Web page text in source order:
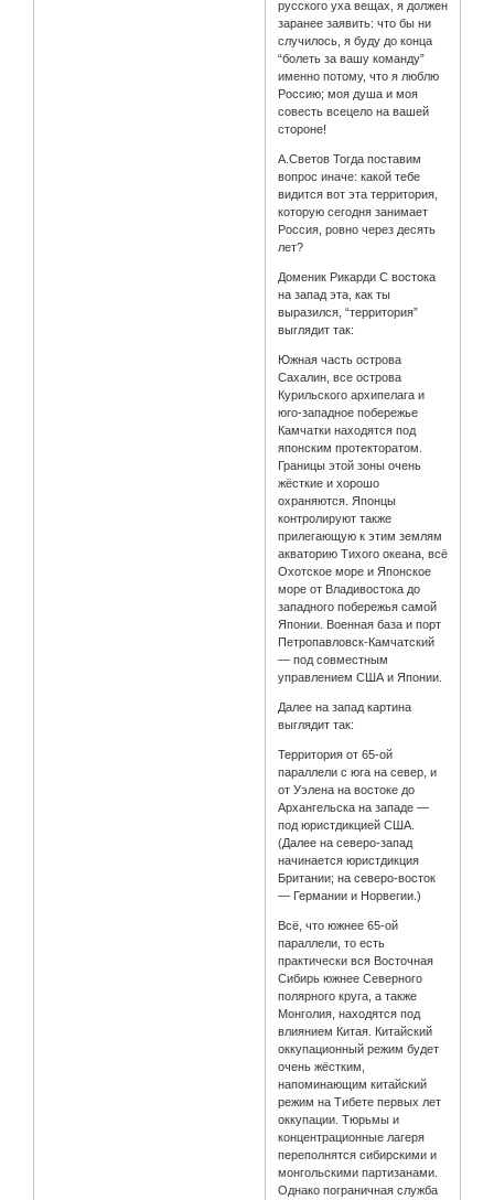
русского уха вещах, я должен
заранее заявить: что бы ни
случилось, я буду до конца
“болеть за вашу команду”
именно потому, что я люблю
Россию; моя душа и моя
совесть всецело на вашей
стороне!
А.Светов Тогда поставим
вопрос иначе: какой тебе
видится вот эта территория,
которую сегодня занимает
Россия, ровно через десять
лет?
Доменик Рикарди С востока
на запад эта, как ты
выразился, “территория”
выглядит так:
Южная часть острова
Сахалин, все острова
Курильского архипелага и
юго-западное побережье
Камчатки находятся под
японским протекторатом.
Границы этой зоны очень
жёсткие и хорошо
охраняются. Японцы
контролируют также
прилегающую к этим землям
акваторию Тихого океана, всё
Охотское море и Японское
море от Владивостока до
западного побережья самой
Японии. Военная база и порт
Петропавловск-Камчатский
— под совместным
управлением США и Японии.
Далее на запад картина
выглядит так:
Территория от 65-ой
параллели с юга на север, и
от Уэлена на востоке до
Архангельска на западе —
под юристдикцией США.
(Далее на северо-запад
начинается юристдикция
Британии; на северо-восток
— Германии и Норвегии.)
Всё, что южнее 65-ой
параллели, то есть
практически вся Восточная
Сибирь южнее Северного
полярного круга, а также
Монголия, находятся под
влиянием Китая. Китайский
оккупационный режим будет
очень жёстким,
напоминающим китайский
режим на Тибете первых лет
оккупации. Тюрьмы и
концентрационные лагеря
переполнятся сибирскими и
монгольскими партизанами.
Однако пограничная служба